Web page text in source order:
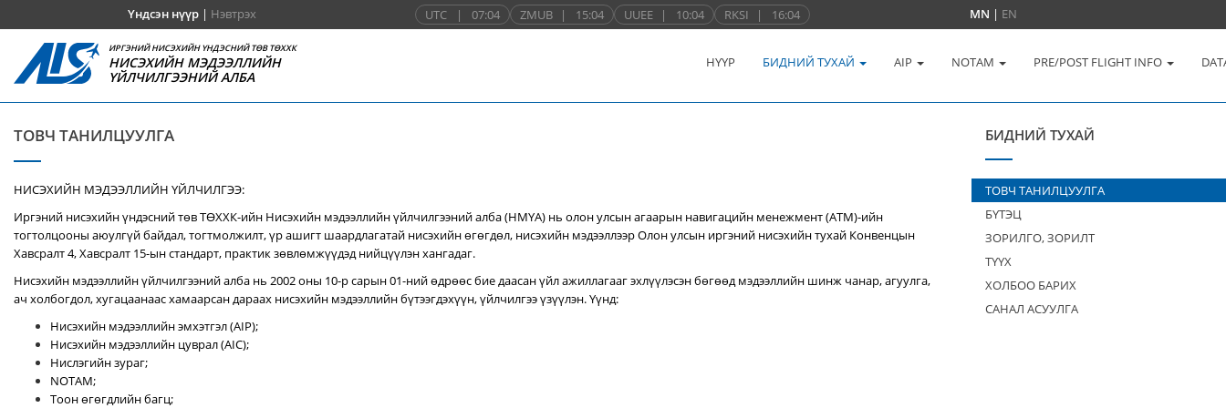
Үндсэн нүүр| Нэвтрэх UTC | 07:04 ZMUB | 15:04 UUEE | 10:04 RKSI | 16:04 MN | EN
ИРГЭНИЙ НИСЭХИЙН ҮНДЭСНИЙ ТӨВ ТӨХХК
НИСЭХИЙН МЭДЭЭЛЛИЙН
ҮЙЛЧИЛГЭЭНИЙ АЛБА
НҮҮР БИДНИЙ ТУХАЙ AIP NOTAM PRE/POST FLIGHT INFO
ТОВЧ ТАНИЛЦУУЛГА
НИСЭХИЙН МЭДЭЭЛЛИЙН ҮЙЛЧИЛГЭЭ:
Иргэний нисэхийн үндэсний төв ТӨХХК-ийн Нисэхийн мэдээллийн үйлчилгээний алба (НМҮА) нь олон улсын агаарын навигацийн менежмент (ATM)-ийн
тогтолцооны аюулгүй байдал, тогтмолжилт, үр ашигт шаардлагатай нисэхийн өгөгдөл, нисэхийн мэдээллээр Олон улсын иргэний нисэхийн тухай Конвенцын
Хавсралт 4, Хавсралт 15-ын стандарт, практик зөвлөмжүүдэд нийцүүлэн хангадаг.
Нисэхийн мэдээллийн үйлчилгээний алба нь 2002 оны 10-р сарын 01-ний өдрөөс бие даасан үйл ажиллагааг эхлүүлэсэн бөгөөд мэдээллийн шинж чанар, агуулга,
ач холбогдол, хугацаанаас хамаарсан дараах нисэхийн мэдээллийн бүтээгдэхүүн, үйлчилгээ үзүүлэн. Үүнд:
Нисэхийн мэдээллийн эмхэтгэл (AIP);
Нисэхийн мэдээллийн цуврал (AIC);
Нислэгийн зураг;
NOTAM;
Тоон өгөгдлийн багц;
БИДНИЙ ТУХАЙ
ТОВЧ ТАНИЛЦУУЛГА
БҮТЭЦ
ЗОРИЛГО, ЗОРИЛТ
ТҮҮХ
ХОЛБОО БАРИХ
САНАЛ АСУУЛГА